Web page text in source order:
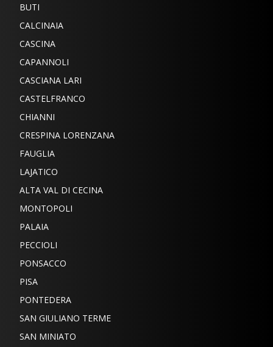
BUTI
CALCINAIA
CASCINA
CAPANNOLI
CASCIANA LARI
CASTELFRANCO
CHIANNI
CRESPINA LORENZANA
FAUGLIA
LAJATICO
ALTA VAL DI CECINA
MONTOPOLI
PALAIA
PECCIOLI
PONSACCO
PISA
PONTEDERA
SAN GIULIANO TERME
SAN MINIATO